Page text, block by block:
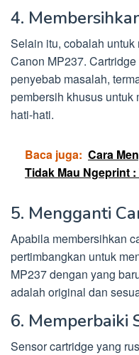
4.
Selain itu, cobalah
Canon MP237.
penyebab masalah,
pembersih khusus untuk
hati-hati.
Baca juga: Cara
Tidak Mau Ngeprint
5. Mengganti
Apabila membersihkan
pertimbangkan untuk
MP237 dengan yang
adalah original dan
6. Memperbaiki
Sensor cartridge yang